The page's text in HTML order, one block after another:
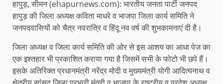
हापुड़, सीमन (ehapurnews.com): भारतीय जनता पार्टी जनपद
हापुड़ की जिला अध्यक्ष कविता माधरे व भाजपा जिला कार्य समिति ने
जनपदवासियों को चैत्र नवरात्रि व हिंदू नव वर्ष की शुभकामनाएं दी है।
जिला अध्यक्ष व जिला कार्य समिति की ओर से इस आशय का आधा पेज का
एक इश्तहार भी प्रकाशित कराया गया है जिसमें सभी के फोटो भी छपे हैं।
इसके अतिरिक्त प्रधानमंत्री नरेंद्र मोदी व मुख्यमंत्री योगी आदित्यनाथ व